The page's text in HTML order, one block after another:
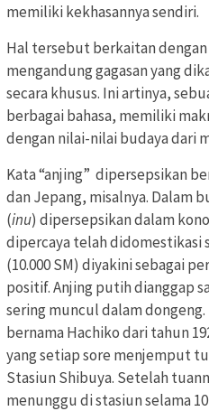
memiliki kekhasannya sendiri.
Hal tersebut berkaitan
mengandung gagasan yang
secara khusus. Ini artinya,
berbagai bahasa, memiliki
dengan nilai-nilai budaya dari
Kata “anjing” dipersepsikan
dan Jepang, misalnya. Dalam
(inu) dipersepsikan dalam
dipercaya telah didomestikasi
(10.000 SM) diyakini sebagai
positif. Anjing putih dianggap
sering muncul dalam dongeng.
bernama Hachiko dari tahun
yang setiap sore menjemput
Stasiun Shibuya. Setelah
menunggu di stasiun selama